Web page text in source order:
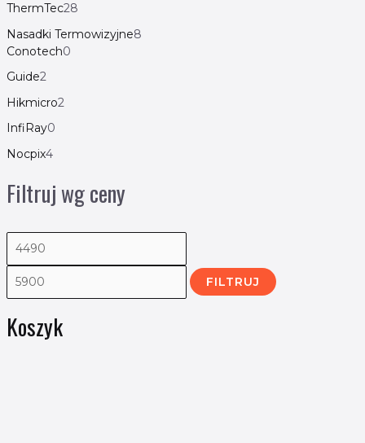
ThermTec28
Nasadki Termowizyjne8
Conotech0
Guide2
Hikmicro2
InfiRay0
Nocpix4
Filtruj wg ceny
FILTRUJ
Koszyk